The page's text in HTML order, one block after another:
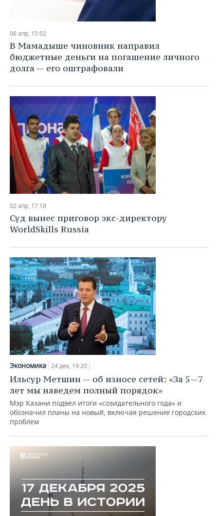
06 апр, 15:02
В Мамадыше чиновник направил
бюджетные деньги на погашение личного
долга — его оштрафовали
02 апр, 17:18
Суд вынес приговор экс-директору
WorldSkills Russia
Экономика 24 дек, 19:20
Ильсур Метшин — об износе сетей: «За 5—7
лет мы наведем полный порядок»
Мэр Казани подвел итоги «созидательного года» и
обозначил планы на новый, включая решение городских
проблем